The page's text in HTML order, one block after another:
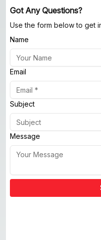
Got Any Questions?
Use the form below to get
Name
Email
Subject
Message